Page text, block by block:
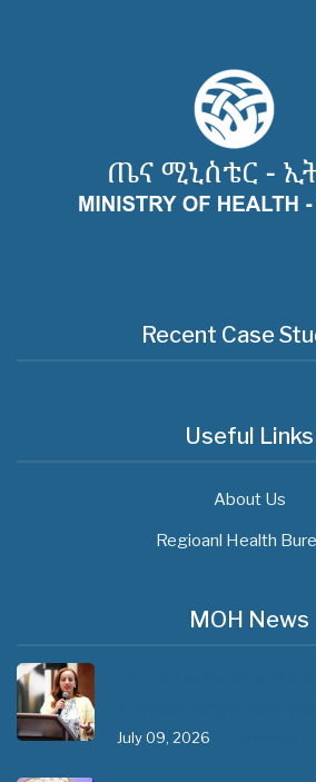
Recent Case
Useful Links
About Us
Regioanl Health
MOH News
July 09, 2026